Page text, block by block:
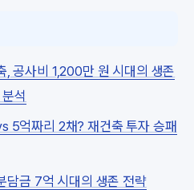
, 공사비 1,200만 원 시대의 생존
석
5억짜리 2채? 재건축 투자 승패
담금 7억 시대의 생존 전략